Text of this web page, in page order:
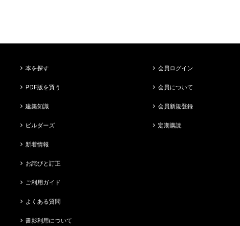
本を探す
PDF版を買う
建築知識
ビルダーズ
新着情報
お詫びと訂正
ご利用ガイド
よくある質問
書影利用について
会員ログイン
会員について
会員新規登録
定期購読